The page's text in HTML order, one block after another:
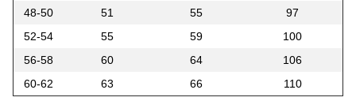
48-50
51 55
97
52-54
55 59
100
56-58
60 64
106
60-62
63 66 110